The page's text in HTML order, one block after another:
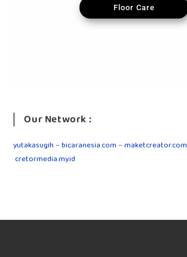
Floor Care
Our Network :
yutakasugih–bicaranesia.com–maketcreator.com
cretormedia.my.id